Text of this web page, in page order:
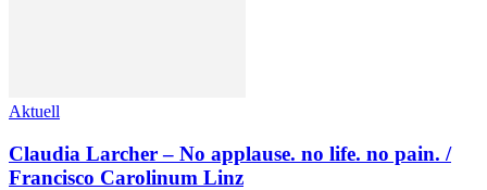
Aktuell
Claudia Larcher – No applause. no life. no pain. /
Francisco Carolinum Linz